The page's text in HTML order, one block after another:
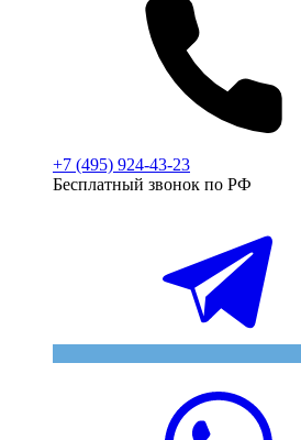
+7 (495) 924-43-23
Бесплатный звонок по РФ